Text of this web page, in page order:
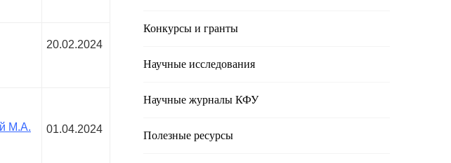
20.02.2024
М.А.
01.04.2024
Конкурсы и гранты
Научные исследования
Научные журналы КФУ
Полезные реcурсы